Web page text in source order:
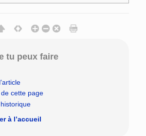
tu peux faire
cette page
à l’accueil